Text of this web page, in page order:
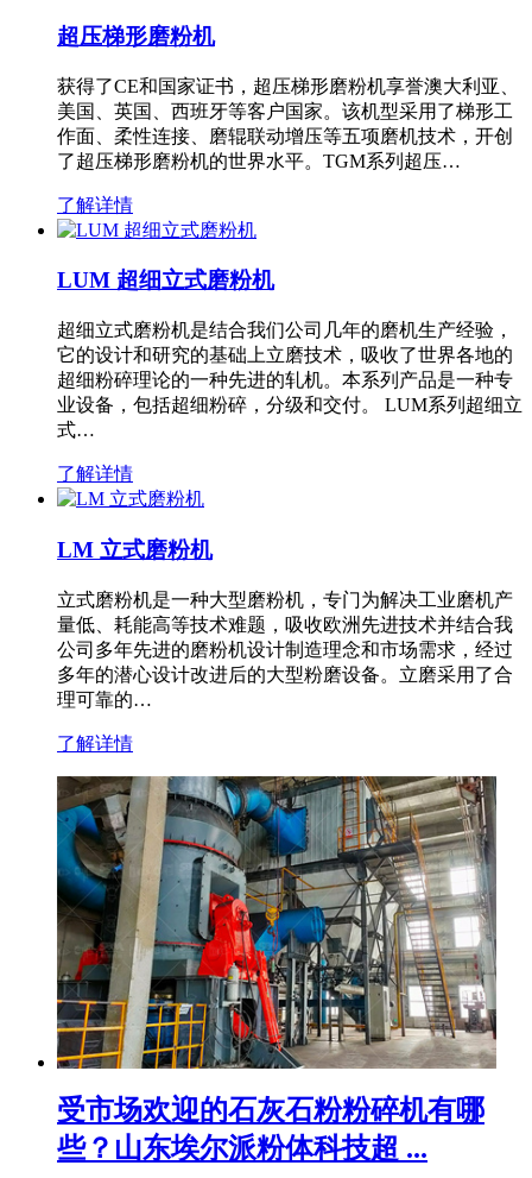
超压梯形磨粉机
获得了CE和国家证书，超压梯形磨粉机享誉澳大利亚、
美国、英国、西班牙等客户国家。该机型采用了梯形工
作面、柔性连接、磨辊联动增压等五项磨机技术，开创
了超压梯形磨粉机的世界水平。TGM系列超压…
了解详情
LUM 超细立式磨粉机
超细立式磨粉机是结合我们公司几年的磨机生产经验，
它的设计和研究的基础上立磨技术，吸收了世界各地的
超细粉碎理论的一种先进的轧机。本系列产品是一种专
业设备，包括超细粉碎，分级和交付。 LUM系列超细立
式…
了解详情
LM 立式磨粉机
立式磨粉机是一种大型磨粉机，专门为解决工业磨机产
量低、耗能高等技术难题，吸收欧洲先进技术并结合我
公司多年先进的磨粉机设计制造理念和市场需求，经过
多年的潜心设计改进后的大型粉磨设备。立磨采用了合
理可靠的…
了解详情
受市场欢迎的石灰石粉粉碎机有哪
些？山东埃尔派粉体科技超 ...